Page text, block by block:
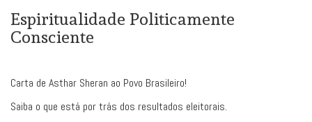
Espiritualidade Politicamente
Consciente
Carta de Asthar Sheran ao Povo Brasileiro!
Saiba o que está por trás dos resultados eleitorais.